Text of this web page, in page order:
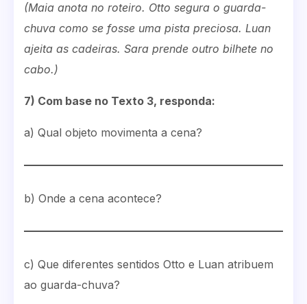
(Maia anota no roteiro. Otto segura o guarda-
chuva como se fosse uma pista preciosa. Luan
ajeita as cadeiras. Sara prende outro bilhete no
cabo.)
7) Com base no Texto 3, responda:
a) Qual objeto movimenta a cena?
b) Onde a cena acontece?
c) Que diferentes sentidos Otto e Luan atribuem
ao guarda-chuva?